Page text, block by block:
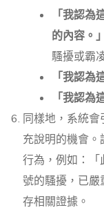
「我認
的內容。」
騷擾或霸
「我認為
「我認為
同樣地，系統
充說明的機會
行為，例如：「
號的騷擾，已
存相關證據。